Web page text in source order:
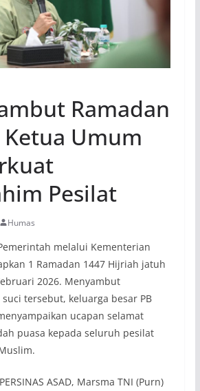
Ramadan
Ketua Umum
Pesilat
Humas
melalui Kementerian
1 Ramadan 1447 Hijriah jatuh
2026. Menyambut
tersebut, keluarga besar PB
menyampaikan ucapan selamat
puasa kepada seluruh pesilat
ASAD, Marsma TNI (Purn)